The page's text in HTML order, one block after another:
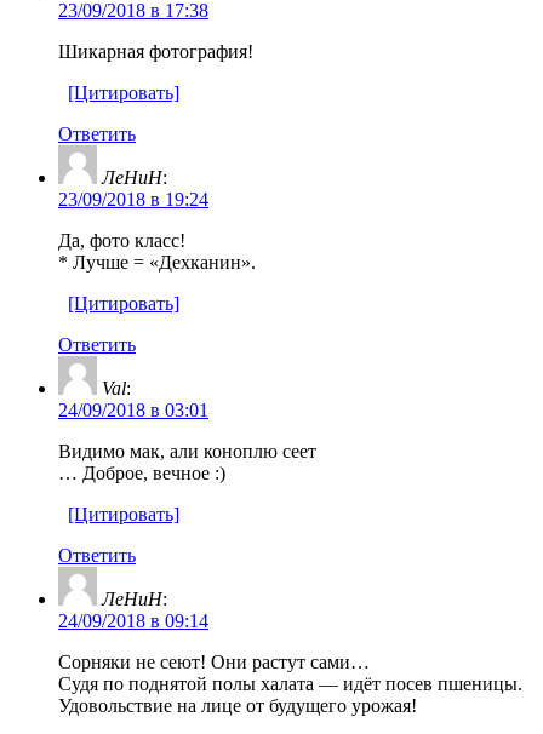
23/09/2018 в 17:38
Шикарная фотография!
[Цитировать]
Ответить
ЛеНиН:
23/09/2018 в 19:24
Да, фото класс!
* Лучше = «Дехканин».
[Цитировать]
Ответить
Val:
24/09/2018 в 03:01
Видимо мак, али коноплю сеет
… Доброе, вечное :)
[Цитировать]
Ответить
ЛеНиН:
24/09/2018 в 09:14
Cорняки не сеют! Они растут сами…
Судя по поднятой полы халата — идёт посев пшеницы.
Удовольствие на лице от будущего урожая!